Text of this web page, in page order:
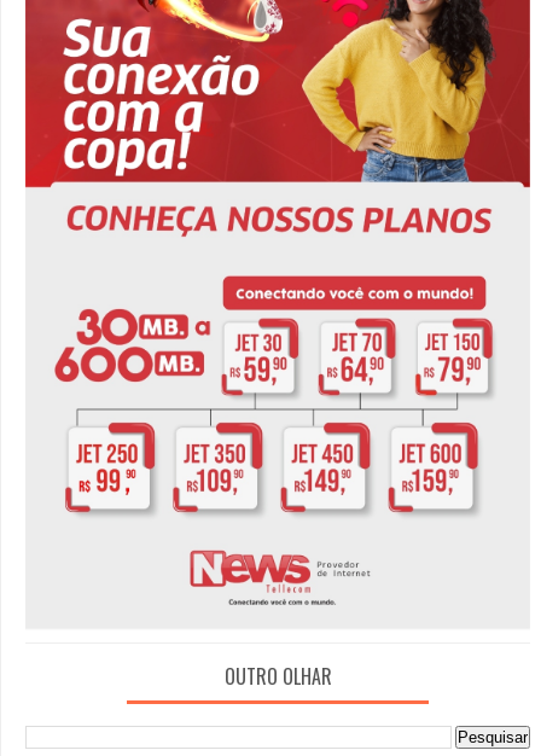
OUTRO OLHAR